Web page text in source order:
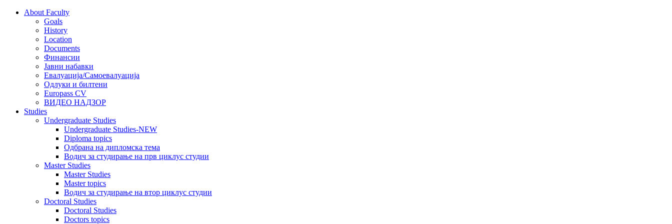
About Faculty
Goals
History
Location
Documents
Финансии
Јавни набавки
Евалуација/Самоевалуација
Одлуки и билтени
Europass CV
ВИДЕО НАДЗОР
Studies
Undergraduate Studies
Undergraduate Studies-NEW
Diploma topics
Одбрана на дипломска тема
Водич за студирање на прв циклус студии
Master Studies
Master Studies
Master topics
Водич за студирање на втор циклус студии
Doctoral Studies
Doctoral Studies
Doctors topics